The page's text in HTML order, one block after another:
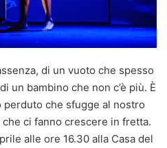
di un vuoto che spesso
un bambino che non c’è più. È
perduto che sfugge al nostro
ci fanno crescere in fretta.
alle ore 16.30 alla Casa del